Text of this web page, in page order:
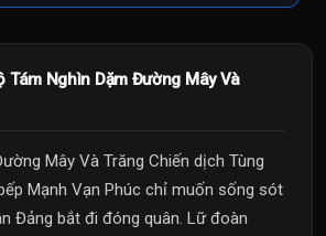
Tám Nghìn Dặm Đường Mây Và
Mây Và Trăng Chiến dịch Tùng
Mạnh Vạn Phúc chỉ muốn sống sót
Đảng bắt đi đóng quân. Lữ đoàn